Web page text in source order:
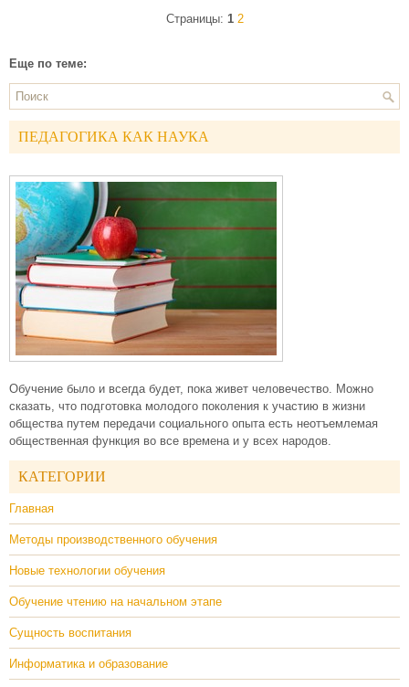
Страницы: 1 2
Еще по теме:
ПЕДАГОГИКА КАК НАУКА
Обучение было и всегда будет, пока живет человечество. Можно
сказать, что подготовка молодого поколения к участию в жизни
общества путем передачи социального опыта есть неотъемлемая
общественная функция во все времена и у всех народов.
КАТЕГОРИИ
Главная
Методы производственного обучения
Новые технологии обучения
Обучение чтению на начальном этапе
Сущность воспитания
Информатика и образование